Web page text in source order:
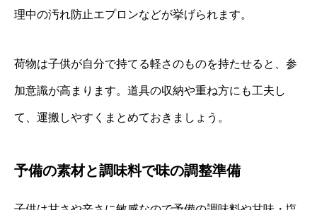
理中の汚れ防止エプロンなどが挙げられます。
荷物は子供が自分で持てる軽さのものを持たせると、参
加意識が高まります。道具の収納や重ね方にも工夫し
て、運搬しやすくまとめておきましょう。
予備の素材と調味料で味の調整準備